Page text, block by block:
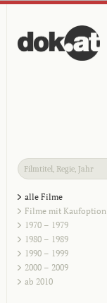
alle Filme
Filme mit Kaufoption
1970 – 1979
1980 – 1989
1990 – 1999
2000 – 2009
ab 2010